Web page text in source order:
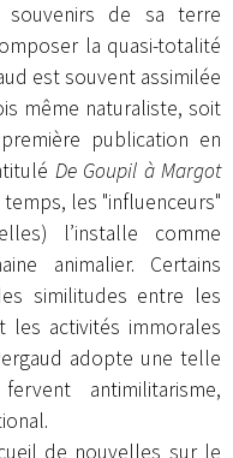
souvenirs de sa terre
la quasi-totalité
est souvent assimilée
même naturaliste, soit
publication en
De Goupil à Margot
temps, les "influenceurs"
l’installe comme
animalier. Certains
similitudes entre les
les activités immorales
adopte une telle
antimilitarisme,
de nouvelles sur le